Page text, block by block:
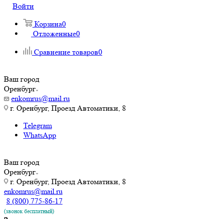
Войти
Корзина0
Отложенные0
Сравнение товаров0
Ваш город
Оренбург
enkomrus@mail.ru
г. Оренбург, Проезд Автоматики, 8
Telegram
WhatsApp
Ваш город
Оренбург
г. Оренбург, Проезд Автоматики, 8
enkomrus@mail.ru
8 (800) 775-86-17
(звонок бесплатный)